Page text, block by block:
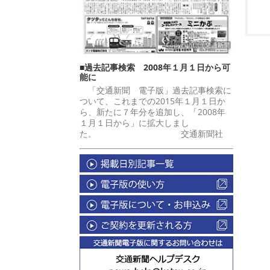
■過去記事検索 2008年１月１日から可
能に
「交通新聞 電子版」過去記事検索に
ついて、これまでの2015年１月１日か
ら、新たに７年分を追加し、「2008年
１月１日から」に拡大しまし
た。 交通新聞社